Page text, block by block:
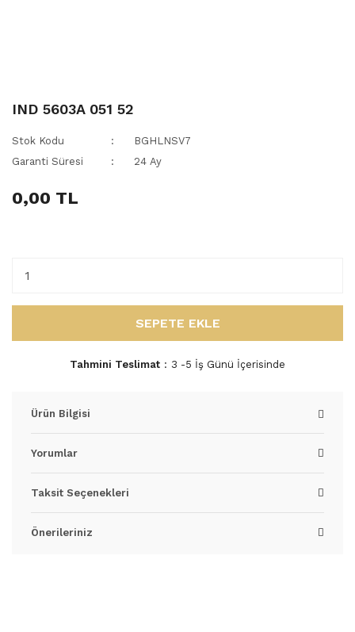
IND 5603A 051 52
Stok Kodu
BGHLNSV7
Garanti Süresi
24 Ay
0,00 TL
SEPETE EKLE
Tahmini Teslimat 3 -5 İş Günü İçerisinde
Ürün Bilgisi
Yorumlar
Taksit Seçenekleri
Önerileriniz